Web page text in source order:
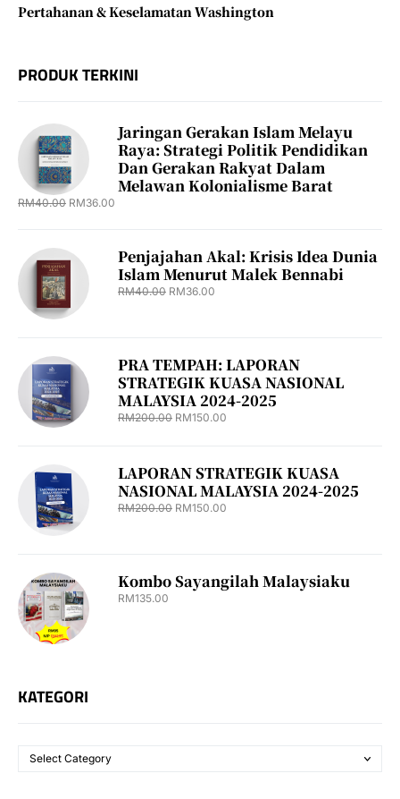
Pertahanan & Keselamatan Washington
PRODUK TERKINI
Jaringan Gerakan Islam Melayu
Raya: Strategi Politik Pendidikan
Dan Gerakan Rakyat Dalam
Melawan Kolonialisme Barat
RM40.00 RM36.00
Penjajahan Akal: Krisis Idea Dunia
Islam Menurut Malek Bennabi
RM40.00 RM36.00
PRA TEMPAH: LAPORAN
STRATEGIK KUASA NASIONAL
MALAYSIA 2024-2025
RM200.00 RM150.00
LAPORAN STRATEGIK KUASA
NASIONAL MALAYSIA 2024-2025
RM200.00 RM150.00
Kombo Sayangilah Malaysiaku
RM135.00
KATEGORI